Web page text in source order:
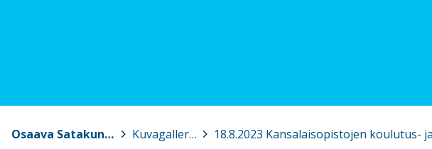
Osaava Satakunta Kuvagalleria